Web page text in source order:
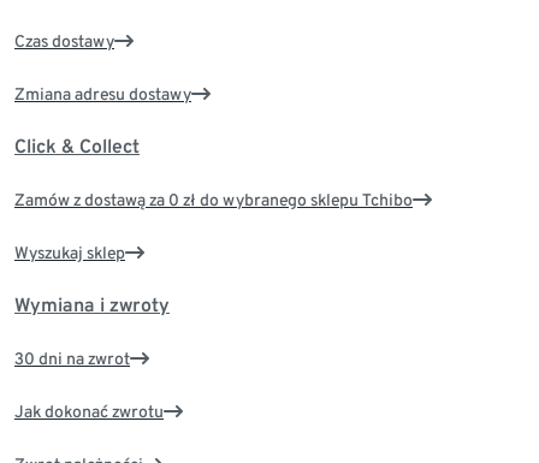
Czas dostawy
Zmiana adresu dostawy
Click & Collect
Zamów z dostawą za 0 zł do wybranego sklepu Tchibo
Wyszukaj sklep
Wymiana i zwroty
30 dni na zwrot
Jak dokonać zwrotu